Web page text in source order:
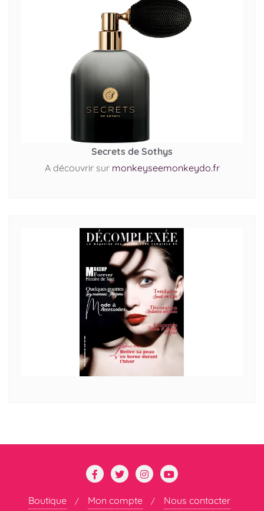
Secrets de Sothys
A découvrir sur monkeyseemonkeydo.fr
Boutique Mon compte Nous contacter